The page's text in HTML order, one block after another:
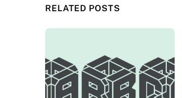
RELATED POSTS